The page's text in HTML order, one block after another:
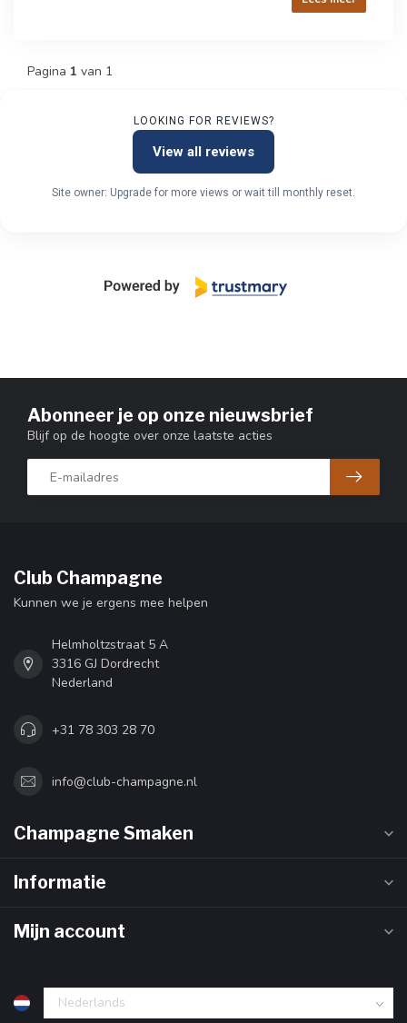
Pagina 1 van 1
LOOKING FOR REVIEWS?
View all reviews
Site owner: Upgrade for more views or wait till monthly reset.
Abonneer je op onze nieuwsbrief
Blijf op de hoogte over onze laatste acties
Club Champagne
Kunnen we je ergens mee helpen
Helmholtzstraat 5 A
3316 GJ Dordrecht
Nederland
+31 78 303 28 70
info@club-champagne.nl
Champagne Smaken
Informatie
Mijn account